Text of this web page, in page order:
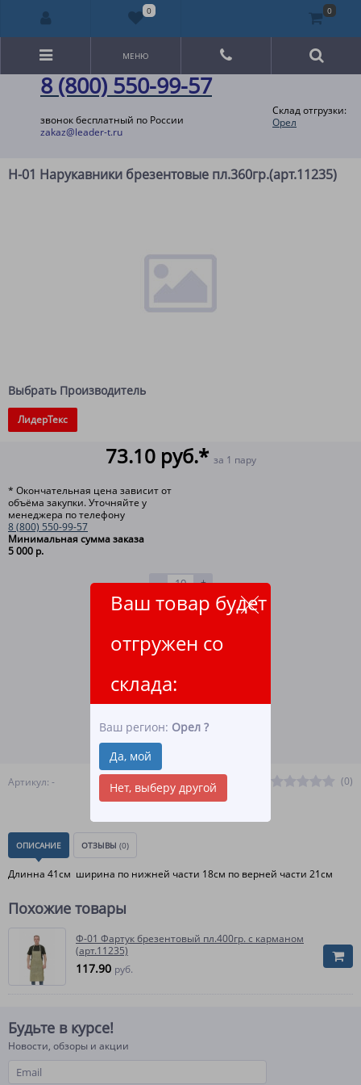
8 (800) 550-99-57
звонок бесплатный по России
zakaz@leader-t.ru
Склад отгрузки:
Орел
Ваш товар будет
отгружен со
склада:
Ваш регион: Орел ?
Да, мой
Нет, выберу другой
МЕНЮ
Н-01 Нарукавники брезентовые пл.360гр.(арт.11235)
Артикул: - (0)
Выбрать Производитель
ЛидерТекс
73.10 руб.* за 1 пару
* Окончательная цена зависит от
объёма закупки. Уточняйте у
менеджера по телефону
8 (800) 550-99-57
Минимальная сумма заказа
5 000 р.
- +
В КОРЗИНУ
НАШЛИ ДЕШЕВЛЕ?
ОТЛОЖИТЬ
ПОДРОБНЕЕ О ДОСТАВКЕ
ОПИСАНИЕ ОТЗЫВЫ (0)
Длинна 41см ширина по нижней части 18см по верней части 21см
Похожие товары
Ф-01 Фартук брезентовый пл.400гр. с карманом
(арт.11235)
117.90 руб.
Будьте в курсе!
Новости, обзоры и акции
0 0